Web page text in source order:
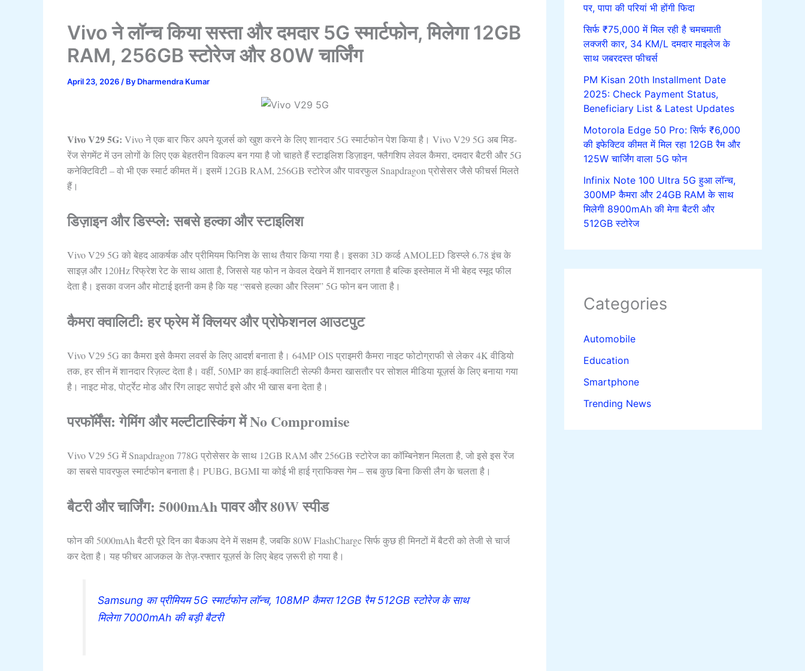
Vivo ने लॉन्च किया सस्ता और दमदार 5G स्मार्टफोन, मिलेगा 12GB
RAM, 256GB स्टोरेज और 80W चार्जिंग
April 23, 2026 / By Dharmendra Kumar
Vivo V29 5G: Vivo ने एक बार फिर अपने यूजर्स को खुश करने के लिए शानदार 5G स्मार्टफोन पेश किया है। Vivo V29 5G अब मिड-
रेंज सेगमेंट में उन लोगों के लिए एक बेहतरीन विकल्प बन गया है जो चाहते हैं स्टाइलिश डिज़ाइन, फ्लैगशिप लेवल कैमरा, दमदार बैटरी और 5G
कनेक्टिविटी – वो भी एक स्मार्ट कीमत में। इसमें 12GB RAM, 256GB स्टोरेज और पावरफुल Snapdragon प्रोसेसर जैसे फीचर्स मिलते
हैं।
डिज़ाइन और डिस्प्ले: सबसे हल्का और स्टाइलिश
Vivo V29 5G को बेहद आकर्षक और प्रीमियम फिनिश के साथ तैयार किया गया है। इसका 3D कर्व्ड AMOLED डिस्प्ले 6.78 इंच के
साइज़ और 120Hz रिफ्रेश रेट के साथ आता है, जिससे यह फोन न केवल देखने में शानदार लगता है बल्कि इस्तेमाल में भी बेहद स्मूद फील
देता है। इसका वजन और मोटाई इतनी कम है कि यह “सबसे हल्का और स्लिम” 5G फोन बन जाता है।
कैमरा क्वालिटी: हर फ्रेम में क्लियर और प्रोफेशनल आउटपुट
Vivo V29 5G का कैमरा इसे कैमरा लवर्स के लिए आदर्श बनाता है। 64MP OIS प्राइमरी कैमरा नाइट फोटोग्राफी से लेकर 4K वीडियो
तक, हर सीन में शानदार रिज़ल्ट देता है। वहीं, 50MP का हाई-क्वालिटी सेल्फी कैमरा खासतौर पर सोशल मीडिया यूज़र्स के लिए बनाया गया
है। नाइट मोड, पोर्ट्रेट मोड और रिंग लाइट सपोर्ट इसे और भी खास बना देता है।
परफॉर्मेंस: गेमिंग और मल्टीटास्किंग में No Compromise
Vivo V29 5G में Snapdragon 778G प्रोसेसर के साथ 12GB RAM और 256GB स्टोरेज का कॉम्बिनेशन मिलता है, जो इसे इस रेंज
का सबसे पावरफुल स्मार्टफोन बनाता है। PUBG, BGMI या कोई भी हाई ग्राफिक्स गेम – सब कुछ बिना किसी लैग के चलता है।
बैटरी और चार्जिंग: 5000mAh पावर और 80W स्पीड
फोन की 5000mAh बैटरी पूरे दिन का बैकअप देने में सक्षम है, जबकि 80W FlashCharge सिर्फ कुछ ही मिनटों में बैटरी को तेजी से चार्ज
कर देता है। यह फीचर आजकल के तेज़-रफ्तार यूज़र्स के लिए बेहद ज़रूरी हो गया है।
Samsung का प्रीमियम 5G स्मार्टफोन लॉन्च, 108MP कैमरा 12GB रैम 512GB स्टोरेज के साथ
मिलेगा 7000mAh की बड़ी बैटरी
पर, पापा की परियां भी होंगी फिदा
सिर्फ ₹75,000 में मिल रही है चमचमाती
लक्जरी कार, 34 KM/L दमदार माइलेज के
साथ जबरदस्त फीचर्स
PM Kisan 20th Installment Date
2025: Check Payment Status,
Beneficiary List & Latest Updates
Motorola Edge 50 Pro: सिर्फ ₹6,000
की इफेक्टिव कीमत में मिल रहा 12GB रैम और
125W चार्जिंग वाला 5G फोन
Infinix Note 100 Ultra 5G हुआ लॉन्च,
300MP कैमरा और 24GB RAM के साथ
मिलेगी 8900mAh की मेगा बैटरी और
512GB स्टोरेज
Categories
Automobile
Education
Smartphone
Trending News